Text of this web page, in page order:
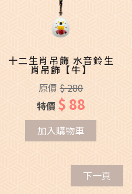
十二生肖吊飾 水音鈴生
肖吊飾【牛】
原價 $ 280
特價 $ 88
加入購物車
下一頁